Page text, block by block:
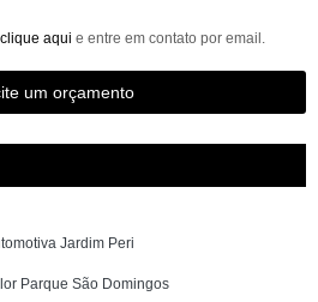
clique aqui e entre em contato por email.
um orçamento
Jardim Peri
Parque São Domingos